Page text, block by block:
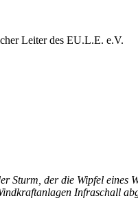
Leiter des EU.L.E. e.V.
der die Wipfel eines
Infraschall